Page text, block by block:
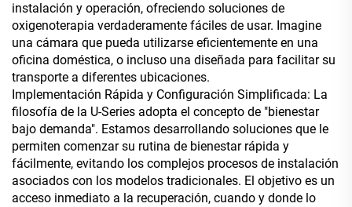
instalación y operación, ofreciendo soluciones de
oxigenoterapia verdaderamente fáciles de usar. Imagine
una cámara que pueda utilizarse eficientemente en una
oficina doméstica, o incluso una diseñada para facilitar su
transporte a diferentes ubicaciones.
Implementación Rápida y Configuración Simplificada: La
filosofía de la U-Series adopta el concepto de "bienestar
bajo demanda". Estamos desarrollando soluciones que le
permiten comenzar su rutina de bienestar rápida y
fácilmente, evitando los complejos procesos de instalación
asociados con los modelos tradicionales. El objetivo es un
acceso inmediato a la recuperación, cuando y donde lo